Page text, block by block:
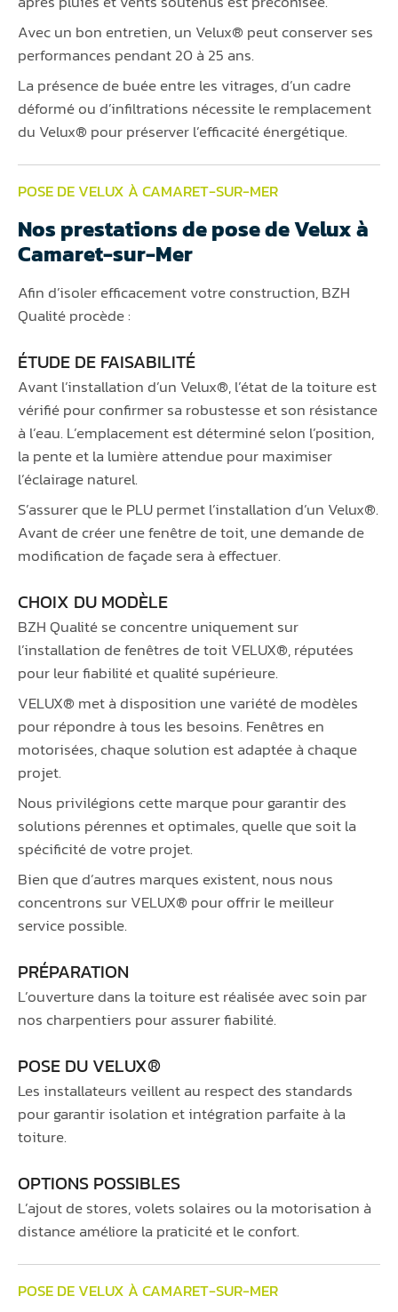
Avec un bon entretien, un Velux® peut conserver ses
performances pendant 20 à 25 ans.
La présence de buée entre les vitrages, d’un cadre
déformé ou d’infiltrations nécessite le remplacement
du Velux® pour préserver l’efficacité énergétique.
POSE DE VELUX À CAMARET-SUR-MER
Nos prestations de pose de Velux à
Camaret-sur-Mer
Afin d’isoler efficacement votre construction, BZH
Qualité procède :
ÉTUDE DE FAISABILITÉ
Avant l’installation d’un Velux®, l’état de la toiture est
vérifié pour confirmer sa robustesse et son résistance
à l’eau. L’emplacement est déterminé selon l’position,
la pente et la lumière attendue pour maximiser
l’éclairage naturel.
S’assurer que le PLU permet l’installation d’un Velux®.
Avant de créer une fenêtre de toit, une demande de
modification de façade sera à effectuer.
CHOIX DU MODÈLE
BZH Qualité se concentre uniquement sur
l’installation de fenêtres de toit VELUX®, réputées
pour leur fiabilité et qualité supérieure.
VELUX® met à disposition une variété de modèles
pour répondre à tous les besoins. Fenêtres en
motorisées, chaque solution est adaptée à chaque
projet.
Nous privilégions cette marque pour garantir des
solutions pérennes et optimales, quelle que soit la
spécificité de votre projet.
Bien que d’autres marques existent, nous nous
concentrons sur VELUX® pour offrir le meilleur
service possible.
PRÉPARATION
L’ouverture dans la toiture est réalisée avec soin par
nos charpentiers pour assurer fiabilité.
POSE DU VELUX®
Les installateurs veillent au respect des standards
pour garantir isolation et intégration parfaite à la
toiture.
OPTIONS POSSIBLES
L’ajout de stores, volets solaires ou la motorisation à
distance améliore la praticité et le confort.
POSE DE VELUX À CAMARET-SUR-MER